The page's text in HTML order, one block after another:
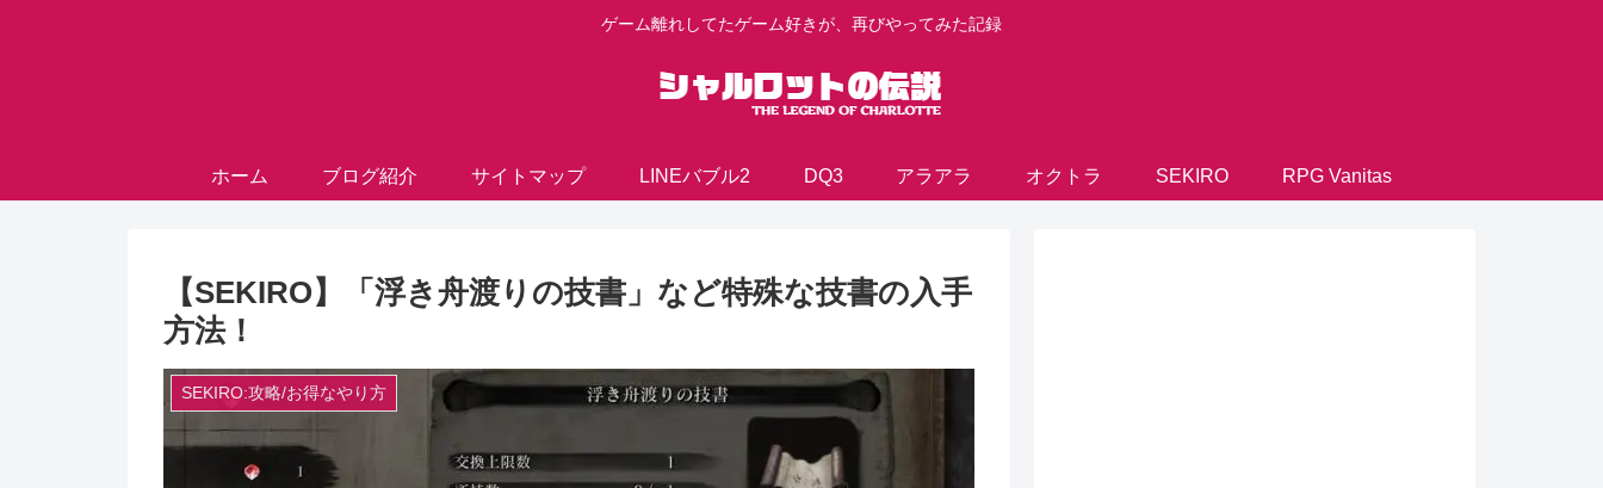
ゲーム離れしてたゲーム好きが、再びやってみた記録
ホーム ブログ紹介 サイトマップ LINEバブル2 DQ3 アラアラ オクトラ SEKIRO RPG Vanitas
【SEKIRO】「浮き舟渡りの技書」など特殊な技書の入手
方法！
SEKIRO:攻略/お得なやり方